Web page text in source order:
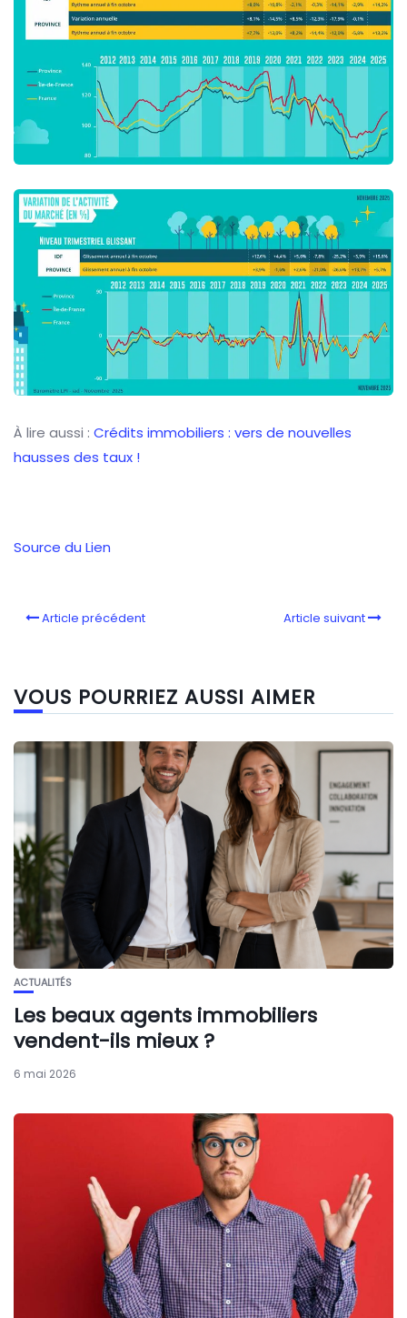
À lire aussi : Crédits immobiliers : vers de nouvelles
hausses des taux !
Source du Lien
Article précédent Article suivant
VOUS POURRIEZ AUSSI AIMER
ACTUALITÉS
Les beaux agents immobiliers
vendent-ils mieux ?
6 mai 2026